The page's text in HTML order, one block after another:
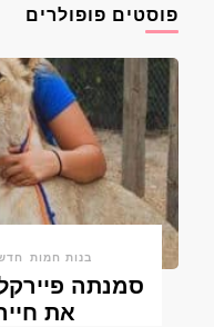
פוסטים פופולרים
בנות חמות
סמנתה
את